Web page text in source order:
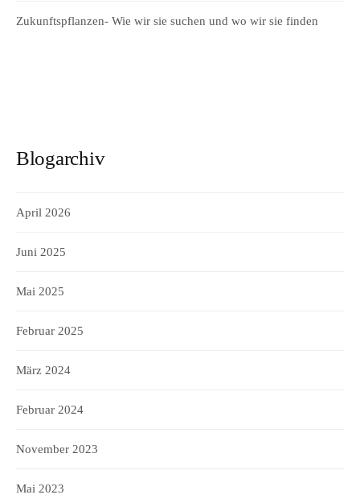
Zukunftspflanzen- Wie wir sie suchen und wo wir sie finden
Blogarchiv
April 2026
Juni 2025
Mai 2025
Februar 2025
März 2024
Februar 2024
November 2023
Mai 2023